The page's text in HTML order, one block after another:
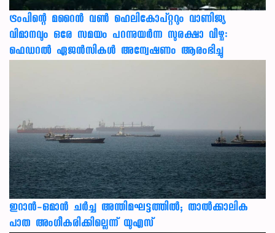
ട്രംപിന്റെ മറൈന്‍ വണ്‍ ഹെലികോപ്റ്ററും വാണിജ്യ
വിമാനവും ഒരേ സമയം പറന്നുയര്‍ന്ന സുരക്ഷാ വീഴ്ച:
ഫെഡറല്‍ ഏജന്‍സികള്‍ അന്വേഷണം ആരംഭിച്ചു
ഇറാന്‍-ഒമാന്‍ ചര്‍ച്ച അന്തിമഘട്ടത്തില്‍; താല്‍ക്കാലിക
പാത അംഗീകരിക്കില്ലെന്ന് യുഎസ്